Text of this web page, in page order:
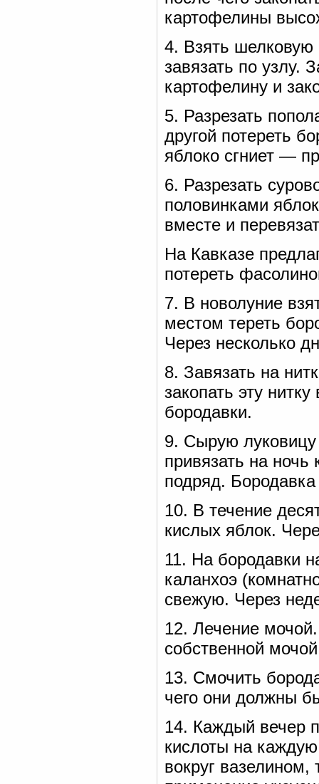
картофелины
4. Взять шелковую
завязать по узлу.
картофелину и
5. Разрезать
другой потереть
яблоко сгниет —
6. Разрезать
половинками
вместе и
На Кавказе
потереть
7. В новолуние
местом тереть
Через несколько
8. Завязать на
закопать эту
бородавки.
9. Сырую луковицу
привязать на ночь
подряд.
10. В течение
кислых яблок.
11. На бородавки
каланхоэ
свежую. Через
12. Лечение
собственной
13. Смочить
чего они должны
14. Каждый вечер
кислоты на
вокруг вазелином,